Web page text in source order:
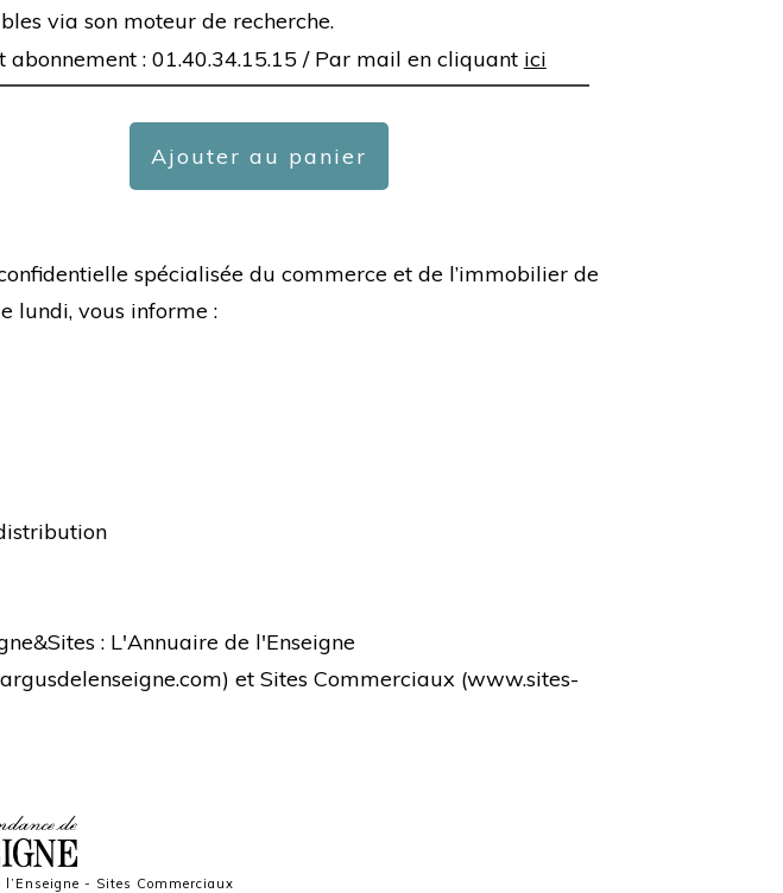
via son moteur de recherche.
abonnement : 01.40.34.15.15 / Par mail en cliquant ici
Ajouter au panier
spécialisée du commerce et de l’immobilier de
lundi, vous informe :
: L'Annuaire de l'Enseigne
) et Sites Commerciaux (www.sites-
l’Enseigne - Sites Commerciaux